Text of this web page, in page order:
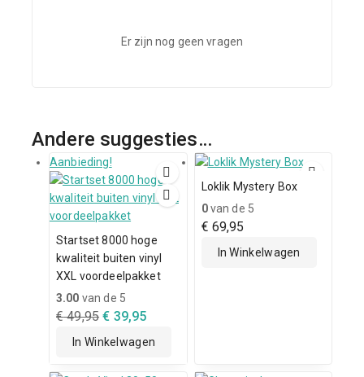
Er zijn nog geen vragen
Andere suggesties…
Aanbieding!
Startset 8000 hoge
kwaliteit buiten vinyl
XXL voordeelpakket
3.00 van de 5
€49,95 € 39,95
In Winkelwagen
Loklik Mystery Box
0van de 5
€ 69,95
In Winkelwagen